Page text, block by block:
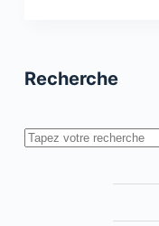
Recherche
Rechercher